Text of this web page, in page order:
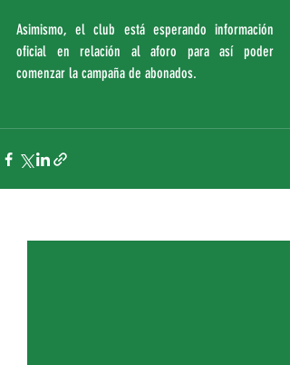
Asimismo, el club está esperando información
oficial en relación al aforo para así poder
comenzar la campaña de abonados.